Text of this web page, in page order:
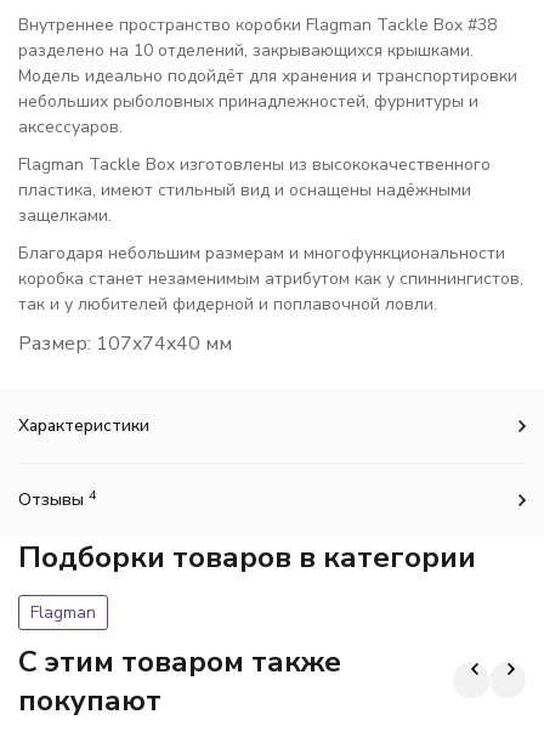
Внутреннее пространство коробки Flagman Tackle Box #38
разделено на 10 отделений, закрывающихся крышками.
Модель идеально подойдёт для хранения и транспортировки
небольших рыболовных принадлежностей, фурнитуры и
аксессуаров.
Flagman Tackle Box изготовлены из высококачественного
пластика, имеют стильный вид и оснащены надёжными
защелками.
Благодаря небольшим размерам и многофункциональности
коробка станет незаменимым атрибутом как у спиннингистов,
так и у любителей фидерной и поплавочной ловли.
Размер: 107x74x40 мм
Характеристики
Отзывы 4
Подборки товаров в категории
Flagman
C этим товаром также
покупают